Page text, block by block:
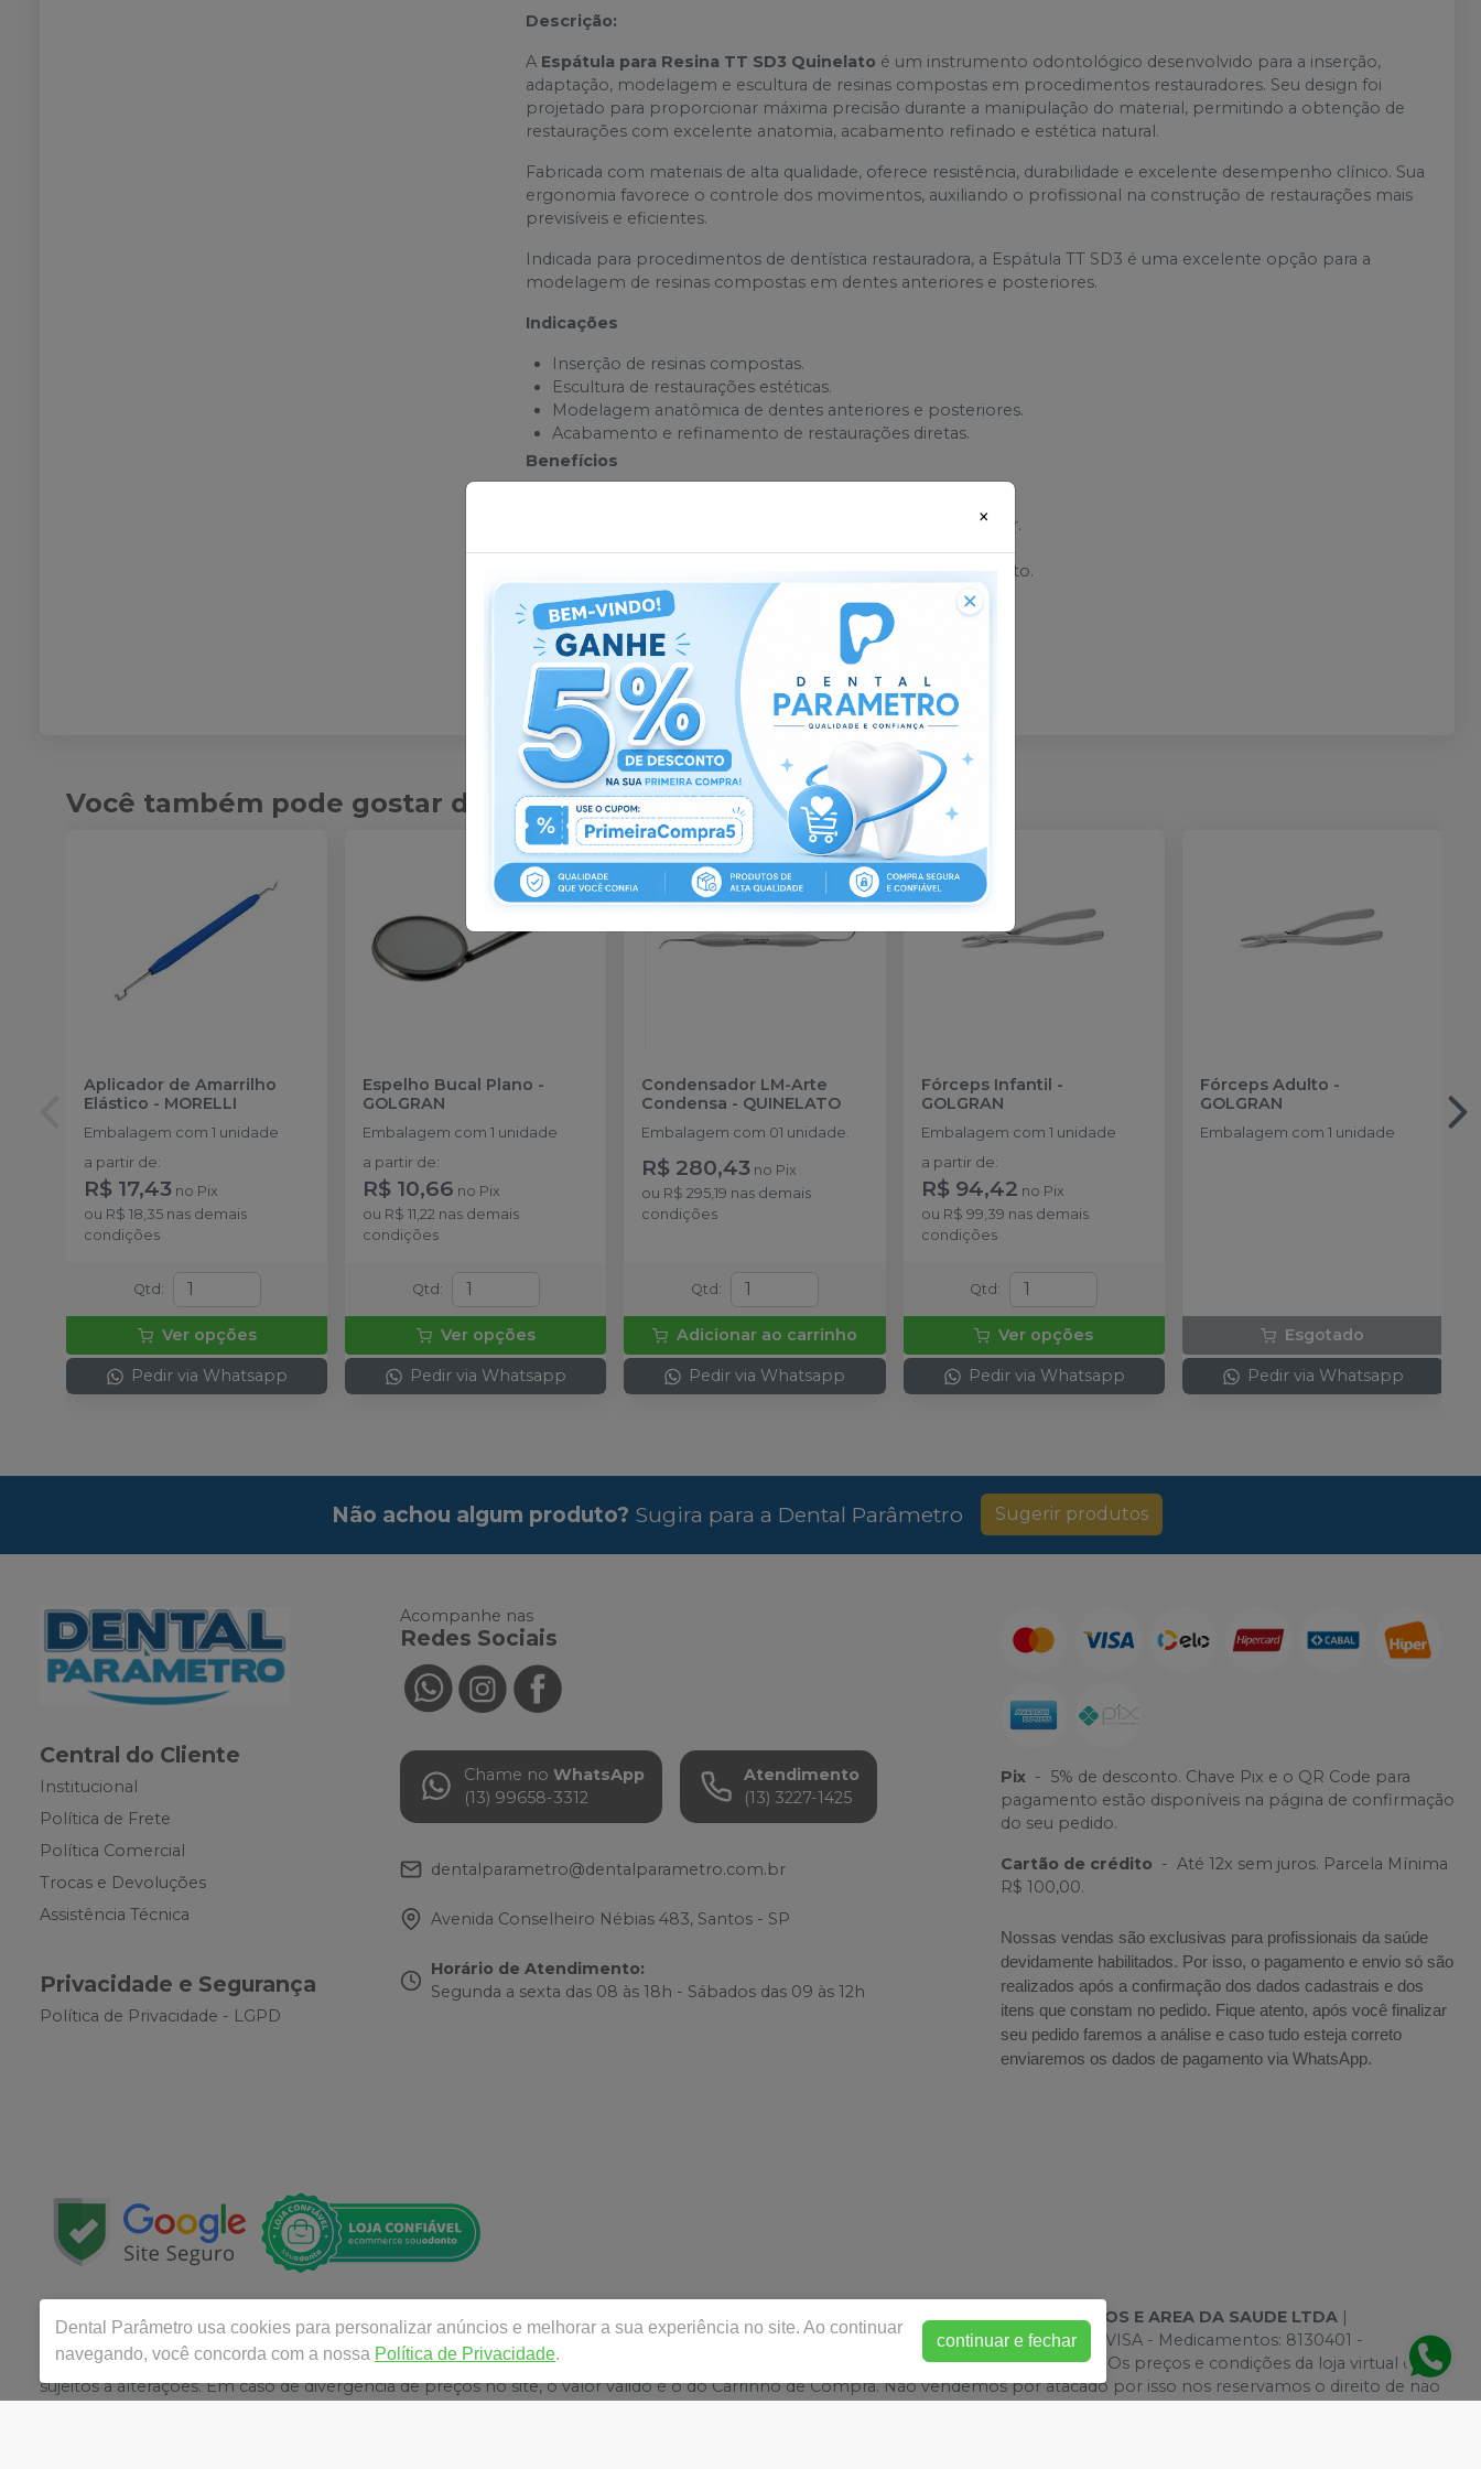
Descrição:
A Espátula para Resina TT SD3 Quinelato é um instrumento odontológico desenvolvido para a inserção,
adaptação, modelagem e escultura de resinas compostas em procedimentos restauradores. Seu design foi
projetado para proporcionar máxima precisão durante a manipulação do material, permitindo a obtenção de
restaurações com excelente anatomia, acabamento refinado e estética natural.
Fabricada com materiais de alta qualidade, oferece resistência, durabilidade e excelente desempenho clínico. Sua
ergonomia favorece o controle dos movimentos, auxiliando o profissional na construção de restaurações mais
previsíveis e eficientes.
Indicada para procedimentos de dentística restauradora, a Espátula TT SD3 é uma excelente opção para a
modelagem de resinas compostas em dentes anteriores e posteriores.
Indicações
Inserção de resinas compostas.
Escultura de restaurações estéticas.
Modelagem anatômica de dentes anteriores e posteriores.
Acabamento e refinamento de restaurações diretas.
Benefícios
Facilita a adaptação e modelagem do material restaurador.
Proporciona maior precisão nos detalhes anatômicos.
Excelente controle e sensibilidade durante o procedimento.
Instrumento resistente e durável.
Fácil limpeza e esterilização.
Você também pode gostar desses
Aplicador de Amarrilho
Elástico - MORELLI
Embalagem com 1 unidade
a partir de:
R$ 17,43 no Pix
ou R$ 18,35 nas demais
condições
Qtd :
Ver opções
Pedir via Whatsapp
Espelho Bucal Plano -
GOLGRAN
Embalagem com 1 unidade
a partir de:
R$ 10,66 no Pix
ou R$ 11,22 nas demais
condições
Qtd :
Ver opções
Pedir via Whatsapp
Condensador LM-Arte
Condensa - QUINELATO
Embalagem com 01 unidade.
R$ 280,43 no Pix
ou R$ 295,19 nas demais
condições
Qtd :
Adicionar ao carrinho
Pedir via Whatsapp
Fórceps Infantil -
GOLGRAN
Embalagem com 1 unidade
a partir de:
R$ 94,42 no Pix
ou R$ 99,39 nas demais
condições
Qtd :
Ver opções
Pedir via Whatsapp
Fórceps Adulto -
GOLGRAN
Embalagem com 1 unidade
Esgotado
Pedir via Whatsapp
Não achou algum produto? Sugira para a Dental Parâmetro Sugerir produtos
Central do Cliente
Institucional
Política de Frete
Política Comercial
Trocas e Devoluções
Assistência Técnica
Privacidade e Segurança
Política de Privacidade - LGPD
Acompanhe nas
Redes Sociais
Chame no WhatsApp
(13) 99658-3312
Atendimento
(13) 3227-1425
dentalparametro@dentalparametro.com.br
Avenida Conselheiro Nébias 483, Santos - SP
Horário de Atendimento:
Segunda a sexta das 08 às 18h - Sábados das 09 às 12h
Pix - 5% de desconto. Chave Pix e o QR Code para
pagamento estão disponíveis na página de confirmação
do seu pedido.
Cartão de crédito - Até 12x sem juros. Parcela Mínima
R$ 100,00.
Nossas vendas são exclusivas para profissionais da saúde
devidamente habilitados. Por isso, o pagamento e envio só são
realizados após a confirmação dos dados cadastrais e dos
itens que constam no pedido. Fique atento, após você finalizar
seu pedido faremos a análise e caso tudo esteja correto
enviaremos os dados de pagamento via WhatsApp.
Copyright © 2024 | Todos os direitos reservados | www.dentalparametro.com.br |DENTAL PARAMETRO ARTIGOS ODONTOLOGICOS E AREA DA SAUDE LTDA |
15.072.183/0001-28| Avenida Conselheiro Nébias, 483 – Paquetá – Santos / SP - CEP 11045-001 | Autorizações de Funcionamento ANVISA - Medicamentos: 8130401 -
Responsável Técnico: Diego Leonardo Rocha Landim - 100776 | Política de Privacidade e Segurança - Fotos meramente ilustrativas - Os preços e condições da loja virtual estão
sujeitos a alterações. Em caso de divergência de preços no site, o valor válido é o do Carrinho de Compra. Não vendemos por atacado por isso nos reservamos o direito de não
Dental Parâmetro usa cookies para personalizar anúncios e melhorar a sua experiência no site. Ao continuar
navegando, você concorda com a nossa Política de Privacidade.
continuar e fechar
×